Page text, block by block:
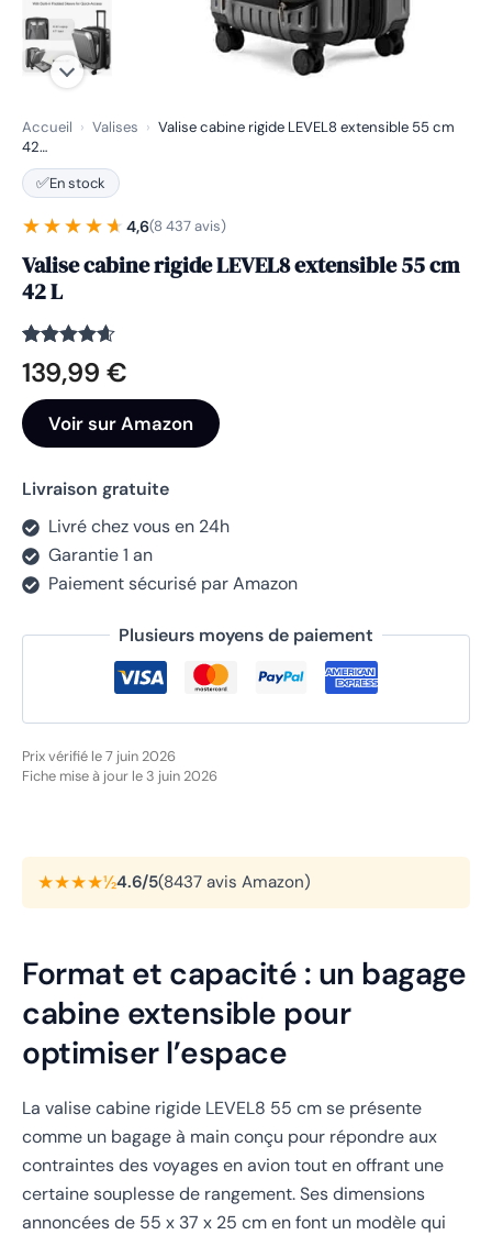
Accueil › Valises › Valise cabine rigide LEVEL8 extensible 55 cm
42…
✅En stock
★★★★★
★★★★★ 4,6(8 437 avis)
Valise cabine rigide LEVEL8 extensible 55 cm
42 L
Noté
4.6
sur 5
8437
notations
client
139,99 €
Voir sur Amazon
Livraison gratuite
Livré chez vous en 24h
Garantie 1 an
Paiement sécurisé par Amazon
Plusieurs moyens de paiement
Prix vérifié le 7 juin 2026
Fiche mise à jour le 3 juin 2026
★★★★½4.6/5(8437 avis Amazon)
Format et capacité : un bagage
cabine extensible pour
optimiser l’espace
La valise cabine rigide LEVEL8 55 cm se présente
comme un bagage à main conçu pour répondre aux
contraintes des voyages en avion tout en offrant une
certaine souplesse de rangement. Ses dimensions
annoncées de 55 x 37 x 25 cm en font un modèle qui